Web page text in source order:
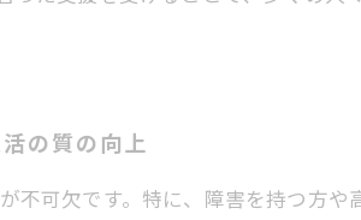
の質の向上
不可欠です。特に、障害を持つ方